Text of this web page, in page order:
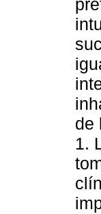
de
1.